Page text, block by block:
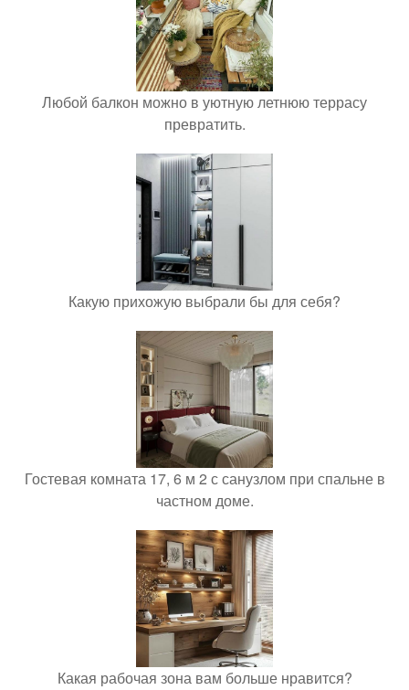
Любой балкон можно в уютную летнюю террасу
превратить.
Какую прихожую выбрали бы для себя?
Гостевая комната 17, 6 м 2 с санузлом при спальне в
частном доме.
Какая рабочая зона вам больше нравится?